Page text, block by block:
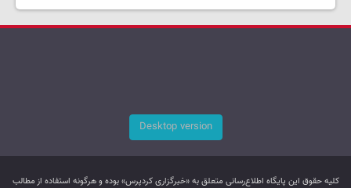
Desktop version
کليه حقوق اين پایگاه اطلاع‌رسانی متعلق به «خبرگزاری کردپرس» بوده و هرگونه استفاده از مطالب